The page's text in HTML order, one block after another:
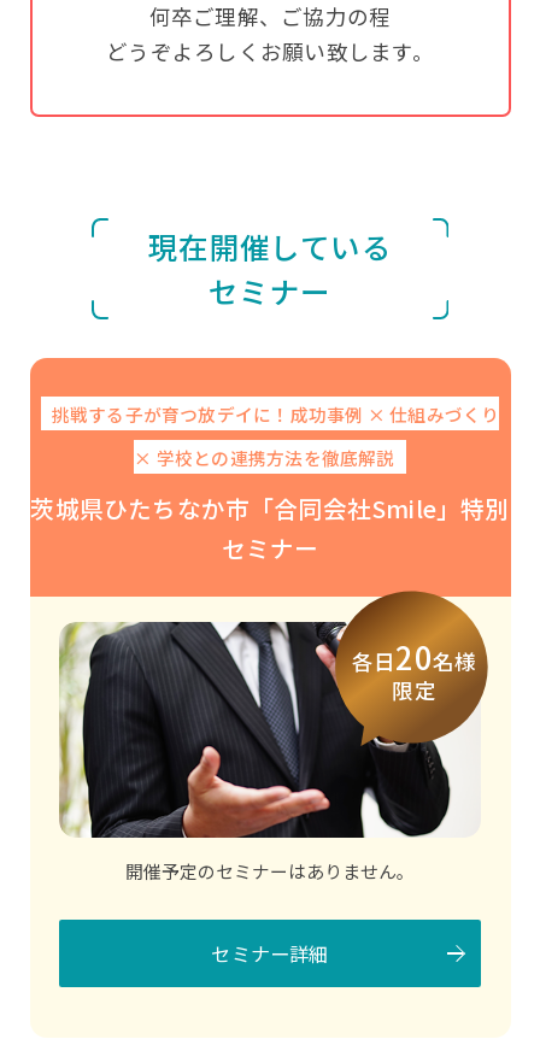
何卒ご理解、ご協力の程
どうぞよろしくお願い致します。
現在開催している
セミナー
挑戦する子が育つ放デイに！成功事例 × 仕組みづくり
× 学校との連携方法を徹底解説
茨城県ひたちなか市「合同会社Smile」特別
セミナー
各日20名様
限定
開催予定のセミナーはありません。
セミナー詳細